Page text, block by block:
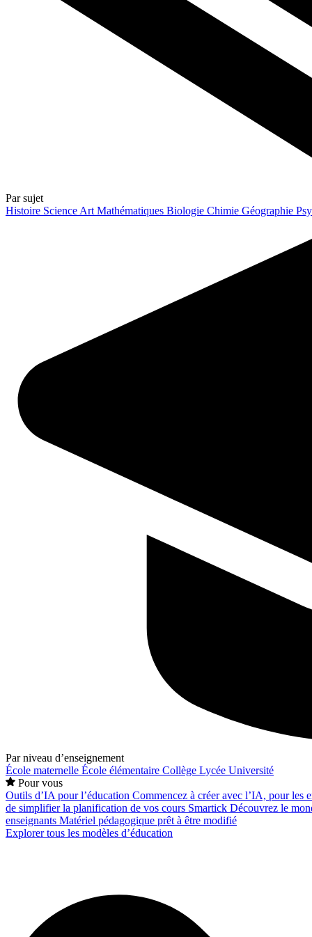
Par sujet
Histoire Science Art Mathématiques Biologie Chimie Géographie
Par niveau d’enseignement
École maternelle École élémentaire Collège Lycée Université
Pour vous
Outils d’IA pour l’éducation Commencez à créer avec l’IA, pour les
de simplifier la planification de vos cours Smartick Découvrez le
enseignants Matériel pédagogique prêt à être modifié
Explorer tous les modèles d’éducation